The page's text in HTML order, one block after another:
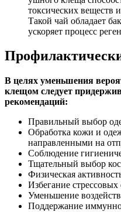
токсических веществ
Такой чай обладает
ускоряет процесс
В целях уменьшения
клещом следует
рекомендаций:
Правильный выбор
Обработка кожи и
направленными на
Соблюдение
Тщательный выбор
Физическая
Избегание стрессовых
Уменьшение
Поддержание